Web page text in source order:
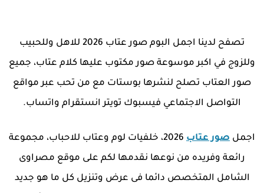
تصفح لدينا اجمل البوم صور عتاب 2026 للاهل وللحبيب
وللزوج في اكبر موسوعة صور مكتوب عليها كلام عتاب، جميع
صور العتاب تصلح لنشرها بوستات مع من تحب عبر مواقع
التواصل الاجتماعي فيسبوك تويتر انستقرام واتساب.
اجمل صور عتاب
2026، خلفيات لوم وعتاب للاحباب، مجموعة
رائعة وفريده من نوعها نقدمها لكم على موقع مصراوى
الشامل المتخصص دائما فى عرض وتنزيل كل ما هو جديد